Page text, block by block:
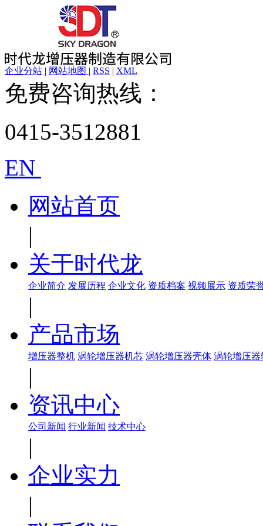
企业分站 | 网站地图 | RSS | XML
免费咨询热线：
0415-3512881
EN
网站首页
|
关于时代龙
企业简介 发展历程 企业文化 资质档案 视频展示 资质荣
|
产品市场
增压器整机 涡轮增压器机芯 涡轮增压器壳体 涡轮增压器
|
资讯中心
公司新闻 行业新闻 技术中心
|
企业实力
|